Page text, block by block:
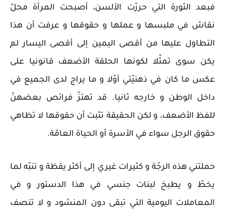
فبعد الثورة التي حررّت الألسن، أصبحت المرأة محلّ
نقاش في ملبسها و عملها و حقوقها و عرفت أن هذا
التطاول عليها من أقصى اليمين إلى أقصى اليسار لم
يكن سوى تمثّلا لكونها الحلقة الأضعف قانونيا على
عكس ما كان في ذهنيّتي أوّلا و ما يراج لدى الجميع في
داخل الوطن و خارجه ثانيا. قد تهتزّ فرائص بعضهنّ
للفظ الأضعف، و لكن الحقيقة تثبت أن حقوقها لا تظاهي
حقوق الرجل سواء في الأسرة أو الحياة العامّة.
حملتني هذه الرجّة و كثيرات غيري إلى أكثر يقظة و تنبّه لما
يخطّ و يطبخ لبنات جنسي في هذا الدستور و في
المعاملات اليومية التي تبقى دون المنشود و لا تنصف